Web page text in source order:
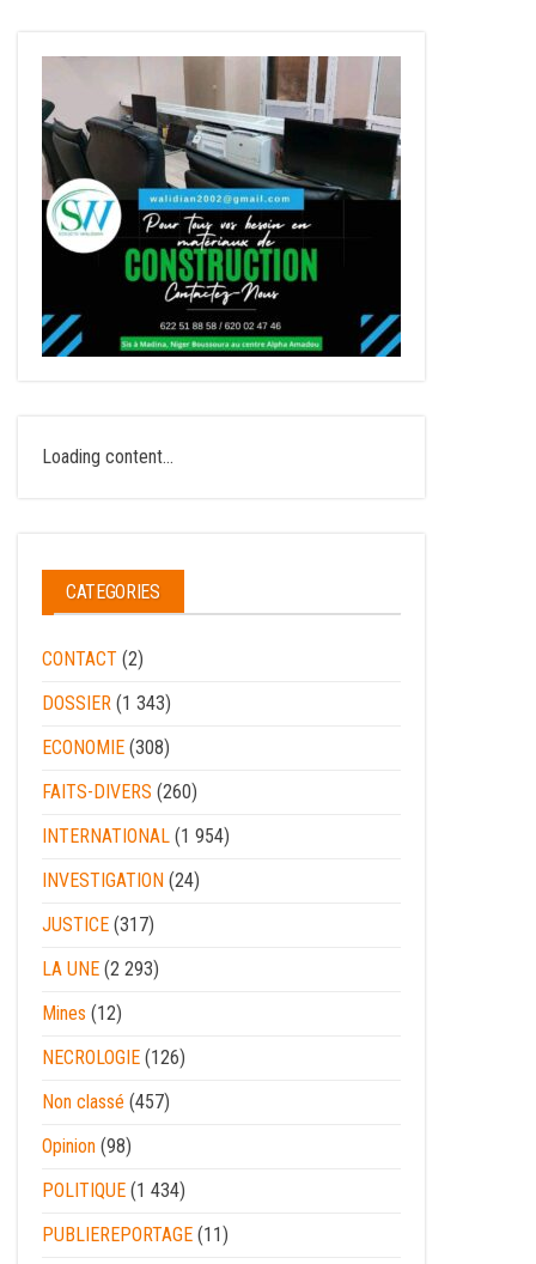
Loading content...
CATEGORIES
CONTACT (2)
DOSSIER (1 343)
ECONOMIE (308)
FAITS-DIVERS (260)
INTERNATIONAL (1 954)
INVESTIGATION (24)
JUSTICE (317)
LA UNE (2 293)
Mines (12)
NECROLOGIE (126)
Non classé (457)
Opinion (98)
POLITIQUE (1 434)
PUBLIEREPORTAGE (11)